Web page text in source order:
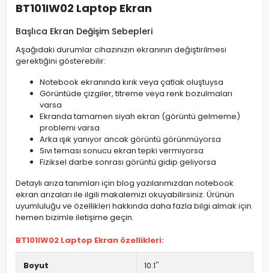
BT101IW02 Laptop Ekran
Başlıca Ekran Değişim Sebepleri
Aşağıdaki durumlar cihazınızın ekranının değiştirilmesi
gerektiğini gösterebilir:
Notebook ekranında kırık veya çatlak oluştuysa
Görüntüde çizgiler, titreme veya renk bozulmaları
varsa
Ekranda tamamen siyah ekran (görüntü gelmeme)
problemi varsa
Arka ışık yanıyor ancak görüntü görünmüyorsa
Sıvı teması sonucu ekran tepki vermiyorsa
Fiziksel darbe sonrası görüntü gidip geliyorsa
Detaylı arıza tanımları için blog yazılarımızdan notebook
ekran arızaları ile ilgili makalemizi okuyabilirsiniz. Ürünün
uyumluluğu ve özellikleri hakkında daha fazla bilgi almak için
hemen bizimle iletişime geçin.
BT101IW02 Laptop Ekran özellikleri:
Boyut 10.1''